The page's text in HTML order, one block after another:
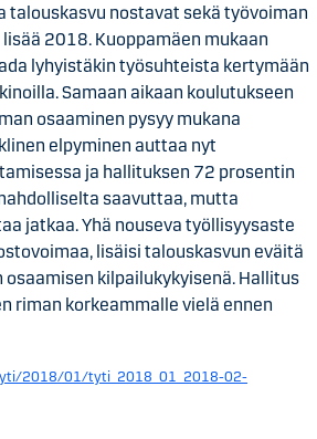
nostavat sekä työvoiman
2018. Kuoppamäen mukaan
lyhyistäkin työsuhteista kertymään
Samaan aikaan koulutukseen
osaaminen pysyy mukana
elpyminen auttaa nyt
ja hallituksen 72 prosentin
saavuttaa, mutta
jatkaa. Yhä nouseva työllisyysaste
lisäisi talouskasvun eväitä
kilpailukykyisenä. Hallitus
riman korkeammalle vielä ennen
2018/01/tyti_2018_01_2018-02-